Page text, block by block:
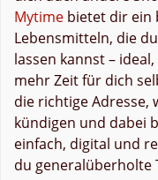
Mytime bietet dir ein
Lebensmitteln, die
lassen kannst –
mehr Zeit für dich
die richtige Adresse,
kündigen und dabei
einfach, digital und
du generalüberholte